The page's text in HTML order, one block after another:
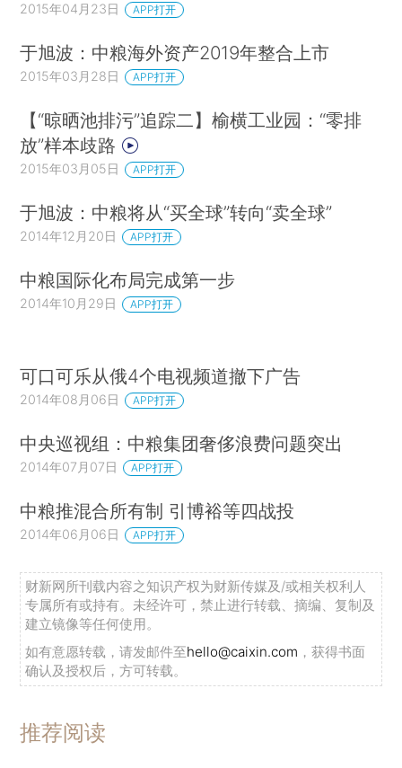
2015年04月23日 APP打开
于旭波：中粮海外资产2019年整合上市
2015年03月28日 APP打开
【“晾晒池排污”追踪二】榆横工业园：“零排
放”样本歧路
2015年03月05日 APP打开
于旭波：中粮将从“买全球”转向“卖全球”
2014年12月20日 APP打开
中粮国际化布局完成第一步
2014年10月29日 APP打开
可口可乐从俄4个电视频道撤下广告
2014年08月06日 APP打开
中央巡视组：中粮集团奢侈浪费问题突出
2014年07月07日 APP打开
中粮推混合所有制 引博裕等四战投
2014年06月06日 APP打开
财新网所刊载内容之知识产权为财新传媒及/或相关权利人
专属所有或持有。未经许可，禁止进行转载、摘编、复制及
建立镜像等任何使用。
如有意愿转载，请发邮件至hello@caixin.com ，获得书面
确认及授权后，方可转载。
推荐阅读